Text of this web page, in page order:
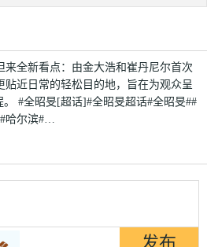
来全新看点：由金大浩和崔丹尼尔首次
贴近日常的轻松目的地，旨在为观众呈
#全昭旻[超话]#全昭旻超话#全昭旻##
哈尔滨#…